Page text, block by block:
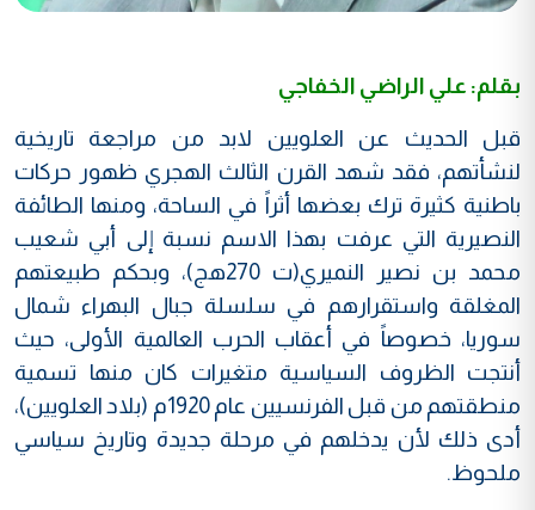
بقلم: علي الراضي الخفاجي
قبل الحديث عن العلويين لابد من مراجعة تاريخية
لنشأتهم، فقد شهد القرن الثالث الهجري ظهور حركات
باطنية كثيرة ترك بعضها أثراً في الساحة، ومنها الطائفة
النصيرية التي عرفت بهذا الاسم نسبة إلى أبي شعيب
محمد بن نصير النميري(ت 270هج)، وبحكم طبيعتهم
المغلقة واستقرارهم في سلسلة جبال البهراء شمال
سوريا، خصوصاً في أعقاب الحرب العالمية الأولى، حيث
أنتجت الظروف السياسية متغيرات كان منها تسمية
منطقتهم من قبل الفرنسيين عام 1920م (بلاد العلويين)،
أدى ذلك لأن يدخلهم في مرحلة جديدة وتاريخ سياسي
ملحوظ.